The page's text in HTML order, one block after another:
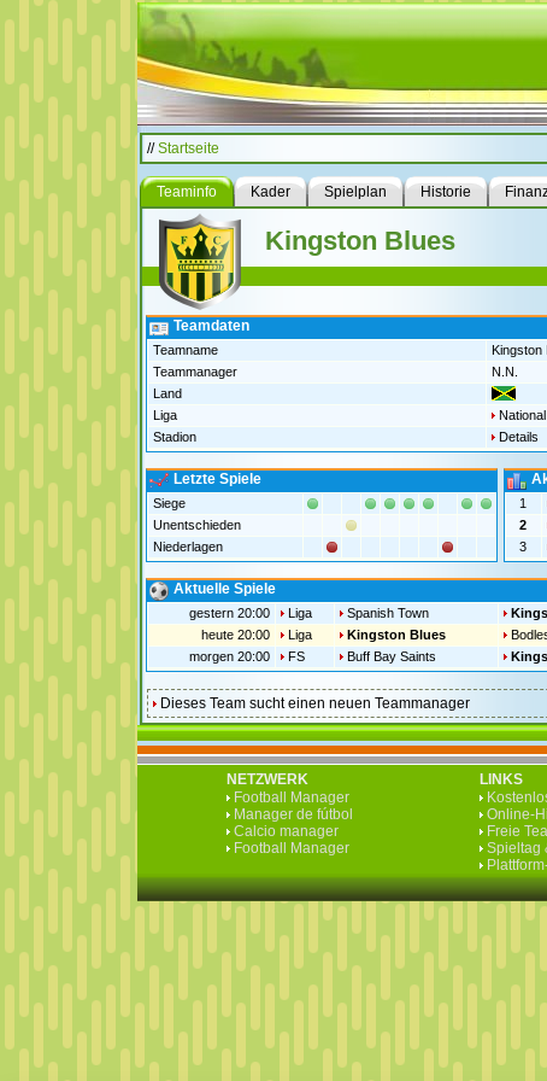
//Startseite
Teaminfo Kader Spielplan Historie
Kingston Blues
Teamdaten
Teamname
Kingston
Teammanager
N.N.
Land
Liga
Stadion
Details
Letzte Spiele
Siege
Unentschieden
Niederlagen
1
2
3
Aktuelle Spiele
gestern 20:00 Liga Spanish Town
heute 20:00
Liga Kingston Blues
morgen 20:00
FS Buff Bay Saints
Dieses Team sucht einen neuen Teammanager
NETZWERK
Football Manager
Manager de fútbol
Calcio manager
Football Manager
LINKS
Online-
Freie
Spieltag